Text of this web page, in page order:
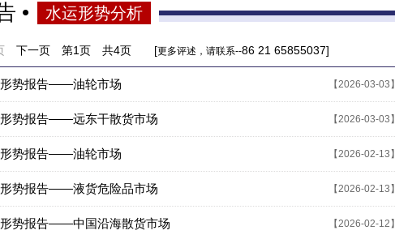
• 水运形势分析
下一页第1页 共4页 [更多评述，请联系--86 21 65855037]
【2026-03-03】
势报告——油轮市场
【2026-03-03】
势报告——远东干散货市场
【2026-02-13】
势报告——油轮市场
【2026-02-13】
势报告——液货危险品市场
【2026-02-12】
势报告——中国沿海散货市场